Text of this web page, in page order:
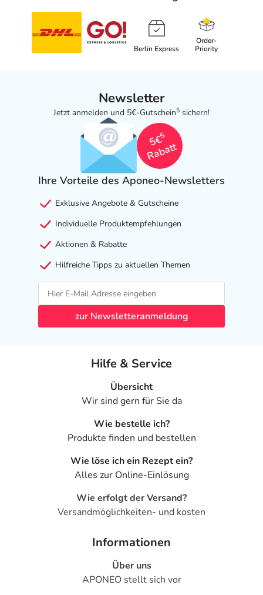
Berlin Express
Order-
Priority
Newsletter
Jetzt anmelden und 5€-Gutschein5 sichern!
5€
5
Rabatt
Ihre Vorteile des Aponeo-Newsletters
Exklusive Angebote & Gutscheine
Individuelle Produktempfehlungen
Aktionen & Rabatte
Hilfreiche Tipps zu aktuellen Themen
zur Newsletteranmeldung
Hilfe & Service
Übersicht
Wir sind gern für Sie da
Wie bestelle ich?
Produkte finden und bestellen
Wie löse ich ein Rezept ein?
Alles zur Online-Einlösung
Wie erfolgt der Versand?
Versandmöglichkeiten- und kosten
Informationen
Über uns
APONEO stellt sich vor